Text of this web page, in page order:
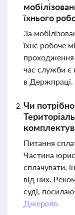
їхнього
За
їхнє робоче
проходження
час служби є
в Держпраці.
Чи
Питання
Частина
сплачувати,
від них.
суді,
Джерело